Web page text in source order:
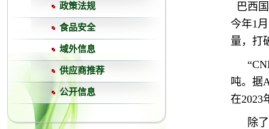
政策法规
食品安全
域外信息
供应商推荐
公开信息
巴西
今年1
量，打
吨。据
在2023
除